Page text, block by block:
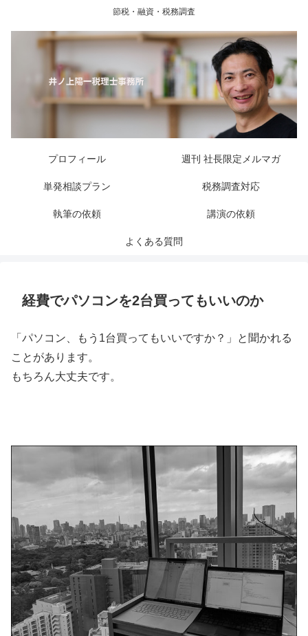
節税・融資・税務調査
プロフィール 週刊 社長限定メルマガ
単発相談プラン 税務調査対応
執筆の依頼 講演の依頼
よくある質問
経費でパソコンを2台買ってもいいのか
「パソコン、もう1台買ってもいいですか？」と聞かれる
ことがあります。
もちろん大丈夫です。